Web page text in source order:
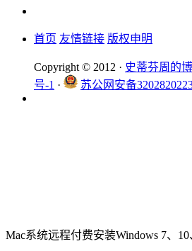
首页 友情链接 版权申明
Copyright © 2012 · 史蒂芬周的
号-1 · 苏公网安备
Mac系统远程付费安装Windows 7、10